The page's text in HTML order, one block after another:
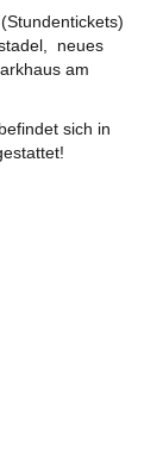
neues
am
sich in